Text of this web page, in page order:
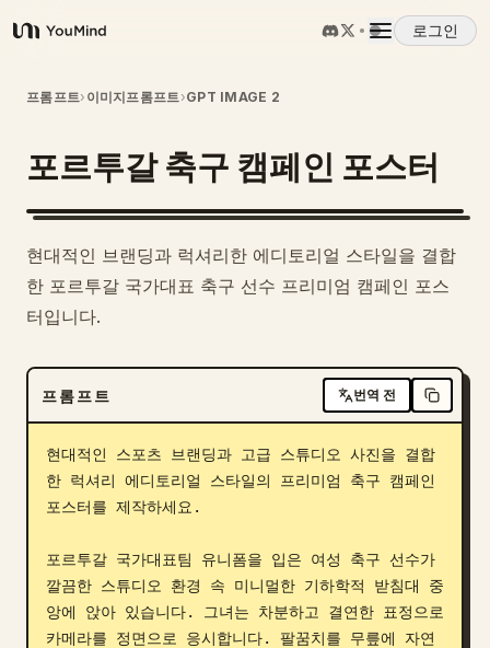
YouMind
로그인
개요
사용 사례
프롬프트
가격
다운로드
업데이트
프롬프트› 이미지프롬프트›GPT IMAGE 2
포르투갈 축구 캠페인 포스터
현대적인 브랜딩과 럭셔리한 에디토리얼 스타일을 결합
한 포르투갈 국가대표 축구 선수 프리미엄 캠페인 포스
터입니다.
프롬프트 번역 전
현대적인 스포츠 브랜딩과 고급 스튜디오 사진을 결합
한 럭셔리 에디토리얼 스타일의 프리미엄 축구 캠페인
포스터를 제작하세요.
포르투갈 국가대표팀 유니폼을 입은 여성 축구 선수가
깔끔한 스튜디오 환경 속 미니멀한 기하학적 받침대 중
앙에 앉아 있습니다. 그녀는 차분하고 결연한 표정으로
카메라를 정면으로 응시합니다. 팔꿈치를 무릎에 자연